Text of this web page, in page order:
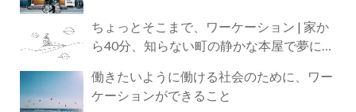
ちょっとそこまで、ワーケーション | 家か
ら40分、知らない町の静かな本屋で夢に近
働きたいように働ける社会のために、ワー
ケーションができること